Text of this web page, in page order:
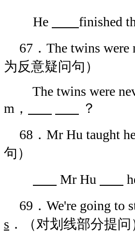
He finished
67．The twins were
为反意疑问句）
The twins were
m，
？
68．Mr Hu taught
句）
Mr Hu
69．We're going to
s ．（对划线部分提问